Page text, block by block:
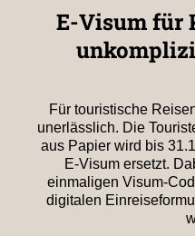
E-Visum für
Für touristische
unerlässlich. Die
aus Papier wird bis
E-Visum ersetzt.
einmaligen Visum-
digitalen